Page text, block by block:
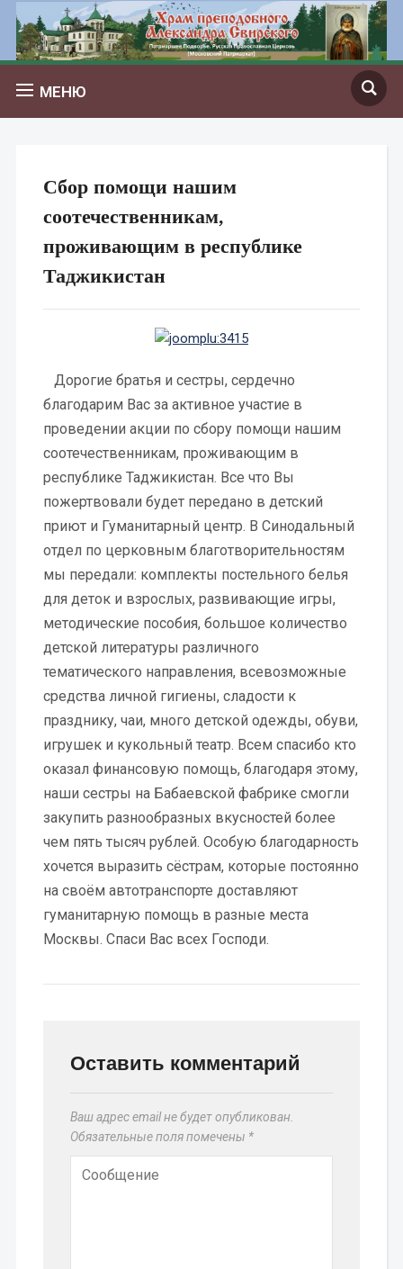
МЕНЮ
Сбор помощи нашим
соотечественникам,
проживающим в республике
Таджикистан
Дорогие братья и сестры, сердечно
благодарим Вас за активное участие в
проведении акции по сбору помощи нашим
соотечественникам, проживающим в
республике Таджикистан. Все что Вы
пожертвовали будет передано в детский
приют и Гуманитарный центр. В Синодальный
отдел по церковным благотворительностям
мы передали: комплекты постельного белья
для деток и взрослых, развивающие игры,
методические пособия, большое количество
детской литературы различного
тематического направления, всевозможные
средства личной гигиены, сладости к
празднику, чаи, много детской одежды, обуви,
игрушек и кукольный театр. Всем спасибо кто
оказал финансовую помощь, благодаря этому,
наши сестры на Бабаевской фабрике смогли
закупить разнообразных вкусностей более
чем пять тысяч рублей. Особую благодарность
хочется выразить сёстрам, которые постоянно
на своём автотранспорте доставляют
гуманитарную помощь в разные места
Москвы. Спаси Вас всех Господи.
Оставить комментарий
Ваш адрес email не будет опубликован.
Обязательные поля помечены *